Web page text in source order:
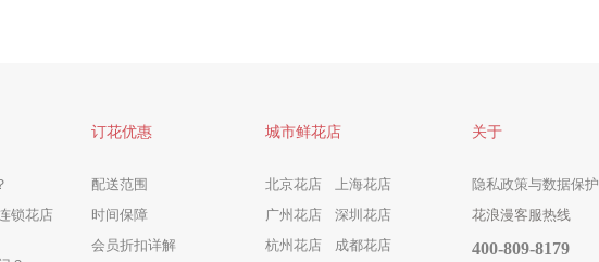
锁花店
订花优惠
配送范围
时间保障
会员折扣详解
城市鲜花店
北京花店
上海花店
广州花店
深圳花店
杭州花店
成都花店
关于
隐私政策与数据保护
花浪漫客服热线
400-809-8179